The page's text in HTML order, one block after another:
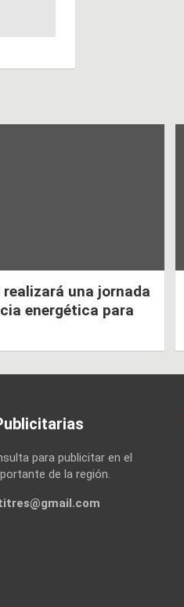
realizará una jornada
energética para
para publicitar en el
de la región.